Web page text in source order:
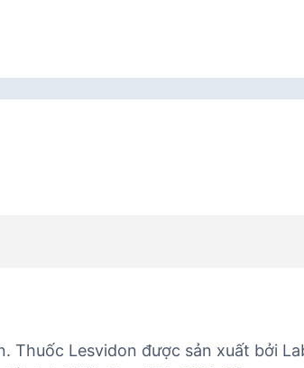
Thuốc Lesvidon được sản xuất bởi